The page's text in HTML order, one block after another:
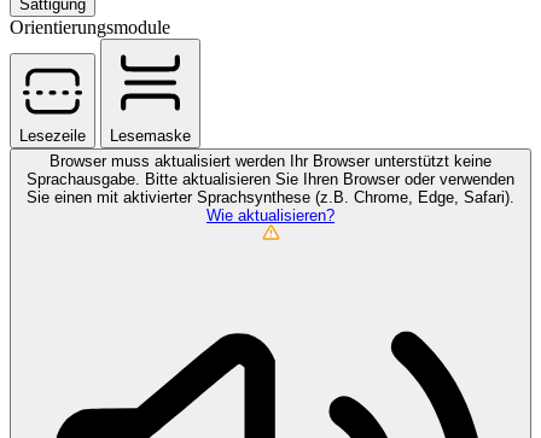
Sättigung
Orientierungsmodule
Lesezeile
Lesemaske
Browser muss aktualisiert werden
Ihr Browser unterstützt keine
Sprachausgabe. Bitte aktualisieren Sie Ihren Browser oder verwenden
Sie einen mit aktivierter Sprachsynthese (z.B. Chrome, Edge, Safari).
Wie aktualisieren?